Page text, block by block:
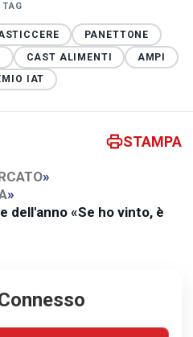
TAG
PANETTONE
CAST ALIMENTI
AMPI
IAT
STAMPA
»
»
dell'anno «Se ho vinto, è